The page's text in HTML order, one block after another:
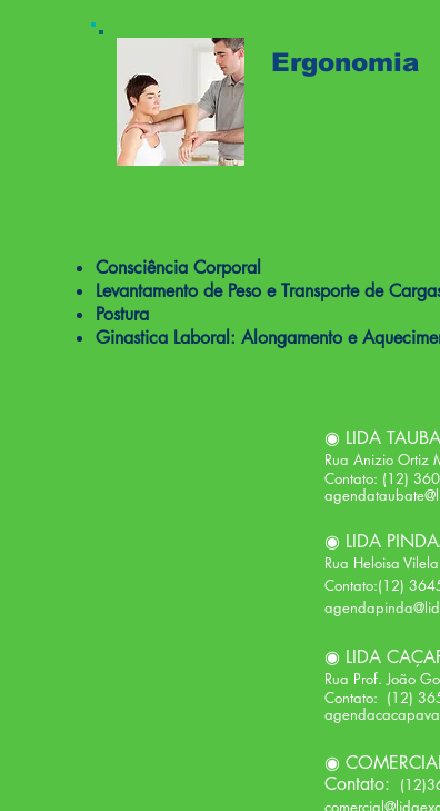
Ergonomia
Consciência Corporal
Levantamento de Peso e Transporte de
Postura
Ginastica Laboral: Alongamento e
◉ LIDA
Rua Anizio Ortiz
Contato: (12)
◉ LIDA
Rua Heloisa
Contato:(12)
◉ LIDA
Rua Prof. João
Contato: (12)
◉
Contato: